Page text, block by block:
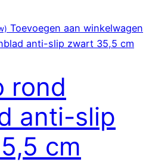
Toevoegen aan winkelwagen
rond
anti-slip
cm